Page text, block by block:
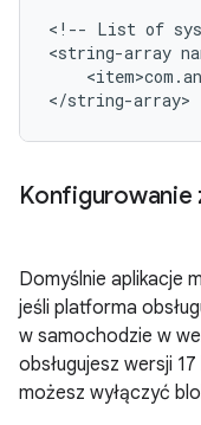
<!-- List of
<string-array
Konfigurowanie
Domyślnie aplikacje
jeśli platforma
w samochodzie w
obsługujesz wersji
możesz wyłączyć